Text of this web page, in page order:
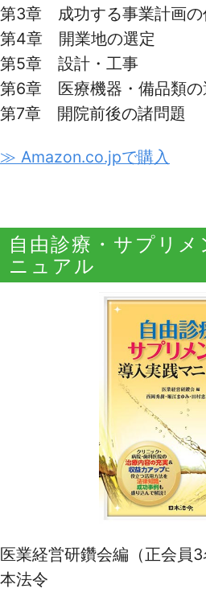
第3章 成功する事業計画の
第4章 開業地の選定
第5章 設計・工事
第6章 医療機器・備品類の
第7章 開院前後の諸問題
≫ Amazon.co.jpで購入
自由診療・サプリ
ニュアル
医業経営研鑽会編（正会員
本法令